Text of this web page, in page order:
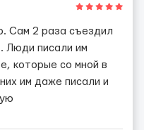
Сам 2 раза съездил
Люди писали им
которые со мной в
им даже писали и